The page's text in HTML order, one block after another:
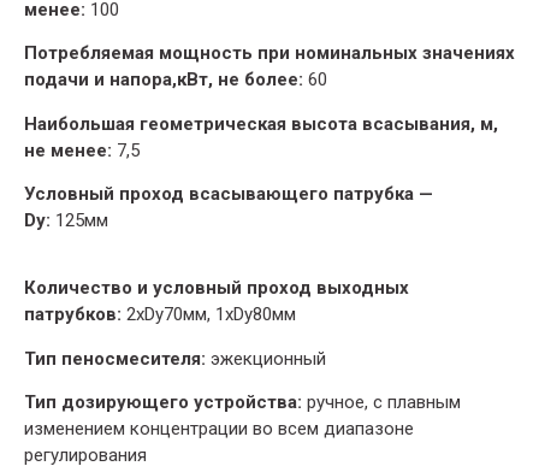
менее: 100
Потребляемая мощность при номинальных значениях
подачи и напора,кВт, не более: 60
Наибольшая геометрическая высота всасывания, м,
не менее: 7,5
Условный проход всасывающего патрубка —
Dy: 125мм
Количество и условный проход выходных
патрубков: 2xDy70мм, 1xDy80мм
Тип пеносмесителя: эжекционный
Тип дозирующего устройства: ручное, с плавным
изменением концентрации во всем диапазоне
регулирования